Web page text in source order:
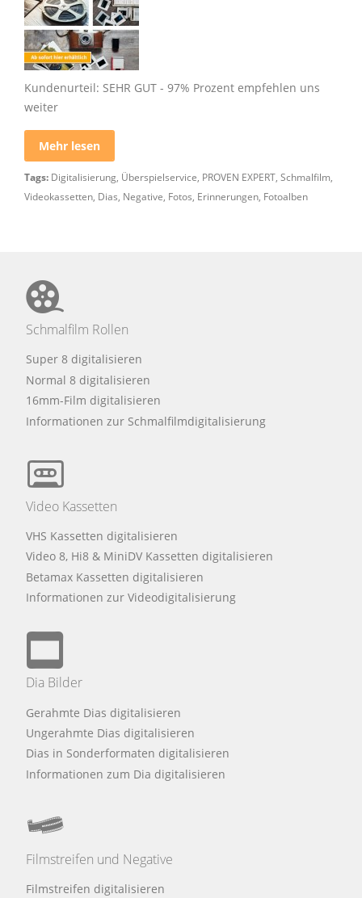
Kundenurteil: SEHR GUT - 97% Prozent empfehlen uns
weiter
Mehr lesen
Tags: Digitalisierung, Überspielservice, PROVEN EXPERT, Schmalfilm,
Videokassetten, Dias, Negative, Fotos, Erinnerungen, Fotoalben
Schmalfilm Rollen
Super 8 digitalisieren
Normal 8 digitalisieren
16mm-Film digitalisieren
Informationen zur Schmalfilmdigitalisierung
Video Kassetten
VHS Kassetten digitalisieren
Video 8, Hi8 & MiniDV Kassetten digitalisieren
Betamax Kassetten digitalisieren
Informationen zur Videodigitalisierung
Dia Bilder
Gerahmte Dias digitalisieren
Ungerahmte Dias digitalisieren
Dias in Sonderformaten digitalisieren
Informationen zum Dia digitalisieren
Filmstreifen und Negative
Filmstreifen digitalisieren